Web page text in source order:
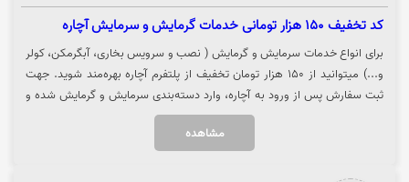
کد تخفیف 150 هزار تومانی خدمات گرمایش و سرمایش آچاره
برای انواع خدمات سرمایش و گرمایش ( نصب و سرویس بخاری، آبگرمکن، کولر
و...) میتوانید از 150 هزار تومان تخفیف از پلتفرم آچاره بهره‌مند شوید. جهت
ثبت سفارش پس از ورود به آچاره، وارد دسته‌بندی سرمایش و گرمایش شده و
خدمات مورد نظر خود را انتخاب نمایید. جهت استفاده از تخفیف روی گزینه
مشاهده